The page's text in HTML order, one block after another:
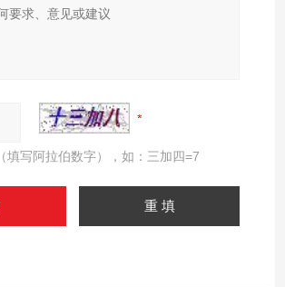
填写阿拉伯数字），如：三加四=7